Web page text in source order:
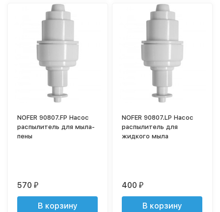
NOFER 90807.FP Насос
распылитель для мыла-
пены
570₽
В корзину
NOFER 90807.LP Насос
распылитель для
жидкого мыла
400₽
В корзину